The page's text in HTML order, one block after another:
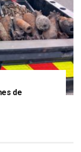
de